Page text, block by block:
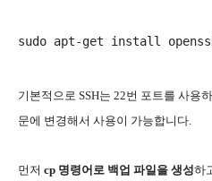
기본적으로 SSH는 22번 포트를 사용
문에 변경해서 사용이 가능합니다.
먼저 cp 명령어로 백업 파일을 생성하